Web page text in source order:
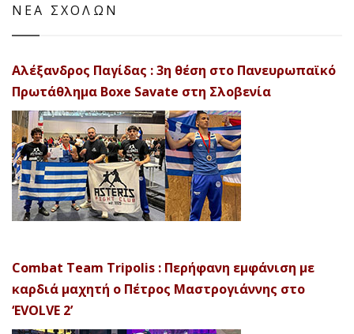
ΝΕΑ ΣΧΟΛΩΝ
Αλέξανδρος Παγίδας : 3η θέση στο Πανευρωπαϊκό
Πρωτάθλημα Boxe Savate στη Σλοβενία
Combat Team Tripolis : Περήφανη εμφάνιση με
καρδιά μαχητή ο Πέτρος Μαστρογιάννης στο
‘EVOLVE 2’